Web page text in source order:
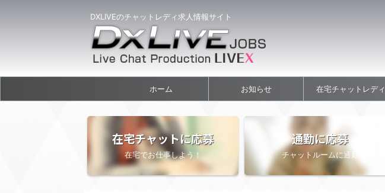
DXLIVEのチャットレディ求人情報サイト
ホーム お知らせ 在宅チャットレディ
在宅チャットに応募
在宅でお仕事しよう！
通勤に応募
チャットルームに通勤